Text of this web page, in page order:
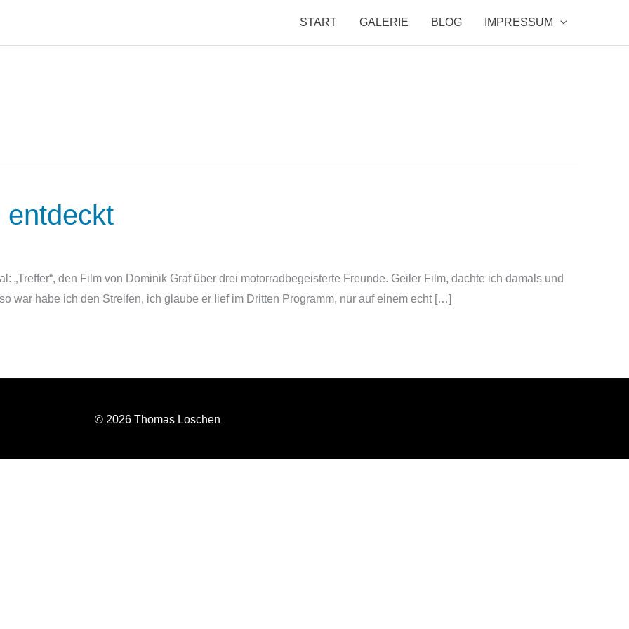
START GALERIE BLOG IMPRESSUM
entdeckt
„Treffer“, den Film von Dominik Graf über drei motorradbegeisterte Freunde. Geiler Film, dachte ich damals und
war habe ich den Streifen, ich glaube er lief im Dritten Programm, nur auf einem echt […]
© 2026 Thomas Loschen